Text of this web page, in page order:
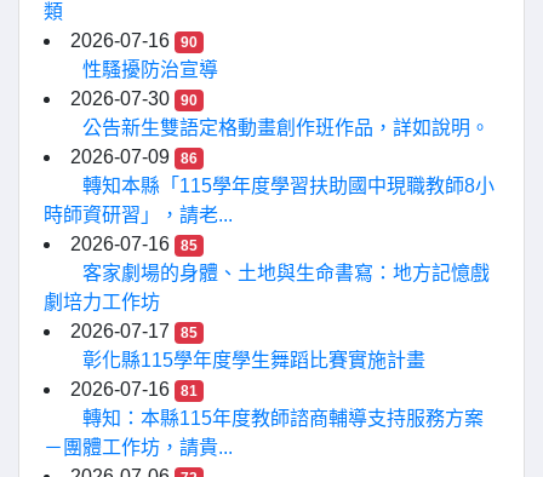
類
2026-07-16
90
性騷擾防治宣導
2026-07-30
90
公告新生雙語定格動畫創作班作品，詳如說明。
2026-07-09
86
轉知本縣「115學年度學習扶助國中現職教師8小
時師資研習」，請老...
2026-07-16
85
客家劇場的身體、土地與生命書寫：地方記憶戲
劇培力工作坊
2026-07-17
85
彰化縣115學年度學生舞蹈比賽實施計畫
2026-07-16
81
轉知：本縣115年度教師諮商輔導支持服務方案
－團體工作坊，請貴...